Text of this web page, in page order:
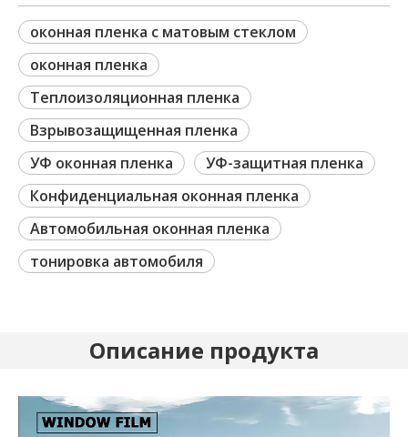
оконная пленка с матовым стеклом
оконная пленка
Теплоизоляционная пленка
Взрывозащищенная пленка
УФ оконная пленка
УФ-защитная пленка
Конфиденциальная оконная пленка
Автомобильная оконная пленка
тонировка автомобиля
Описание продукта